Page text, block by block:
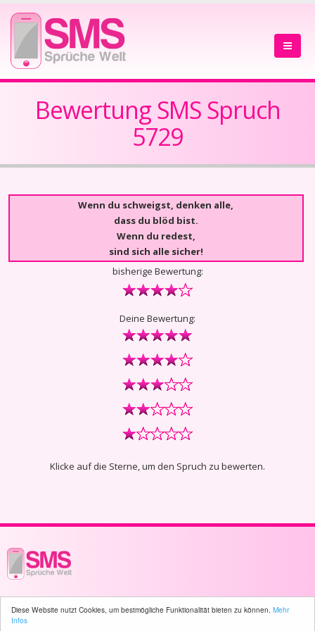
Diese Website nutzt Cookies, um bestmögliche Funktionalität bieten zu können. Mehr
Infos
Bewertung SMS Spruch
5729
Wenn du schweigst, denken alle,
dass du blöd bist.
Wenn du redest,
sind sich alle sicher!
bisherige Bewertung:
Deine Bewertung:
Klicke auf die Sterne, um den Spruch zu bewerten.
© 2003 - 2026 -sms-sprueche-welt.ch- All rights reserved -3408 user(s)
online